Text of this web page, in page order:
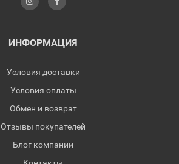
ИНФОРМАЦИЯ
Условия доставки
Условия оплаты
Обмен и возврат
Отзывы покупателей
Блог компании